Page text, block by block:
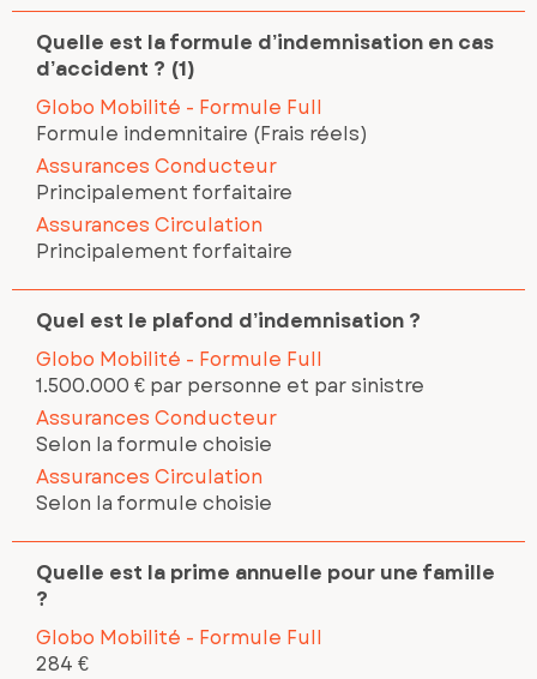
Quelle est la formule d’indemnisation en cas
d’accident ? (1)
Globo Mobilité - Formule Full
Formule indemnitaire (Frais réels)
Assurances Conducteur
Principalement forfaitaire
Assurances Circulation
Principalement forfaitaire
Quel est le plafond d’indemnisation ?
Globo Mobilité - Formule Full
1.500.000 € par personne et par sinistre
Assurances Conducteur
Selon la formule choisie
Assurances Circulation
Selon la formule choisie
Quelle est la prime annuelle pour une famille
?
Globo Mobilité - Formule Full
284 €